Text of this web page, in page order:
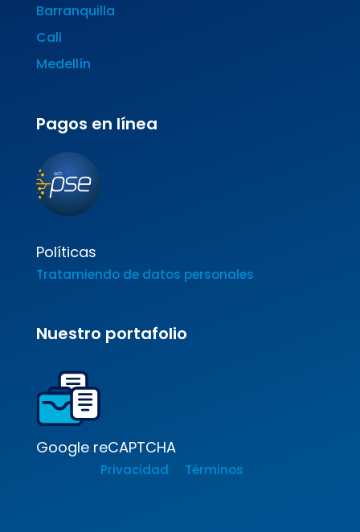
Barranquilla
Cali
Medellín
Pagos en línea
Políticas
Tratamiendo de datos personales
Nuestro portafolio
Google reCAPTCHA
Privacidad Términos